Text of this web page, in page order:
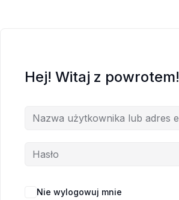
Hej! Witaj z powrotem!
Nie wylogowuj mnie